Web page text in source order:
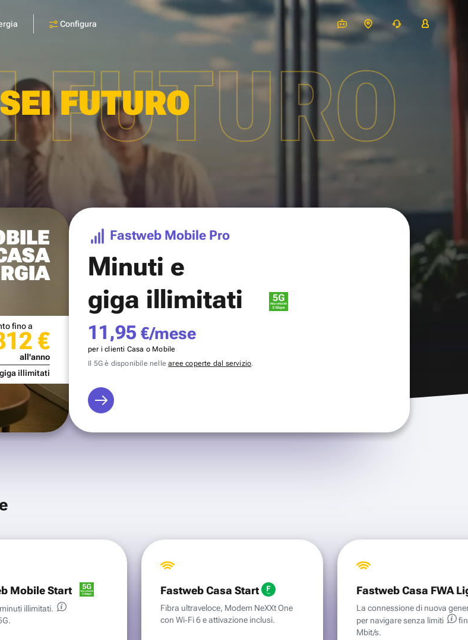
Configura
FUTURO
FUTURO
fino a
€
all'anno
illimitati
Fastweb Mobile Pro
Minuti e
giga illimitati
11,95 €/mese
per i clienti Casa o Mobile
Il 5G è disponibile nellearee coperte dal servizio.
Mobile Start
illimitati.
Fastweb Casa Start
Fibra ultraveloce, Modem NeXXt One
con Wi‑Fi 6 e attivazione inclusi.
Fastweb Casa FWA
La connessione di nuova
per navigare senza limiti
Mbit/s.